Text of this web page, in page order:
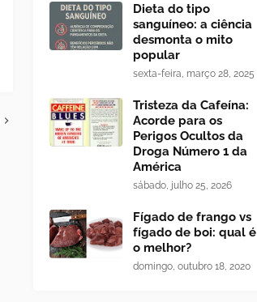
Dieta do tipo
sanguíneo: a ciência
desmonta o mito
popular
sexta-feira, março 28, 2025
Tristeza da Cafeína:
Acorde para os
Perigos Ocultos da
Droga Número 1 da
América
sábado, julho 25, 2026
Fígado de frango vs
fígado de boi: qual é
o melhor?
domingo, outubro 18, 2020